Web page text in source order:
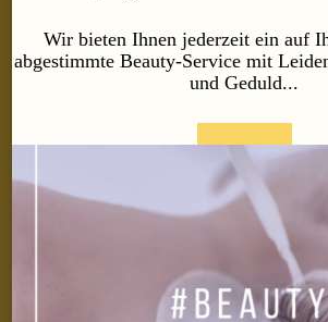
Wir bieten Ihnen jederzeit ein auf
abgestimmte Beauty-Service mit
und Geduld...